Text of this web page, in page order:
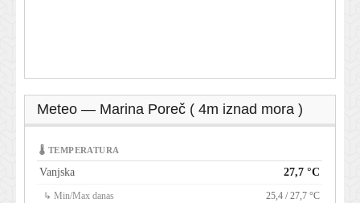
Meteo — Marina Poreč ( 4m iznad mora )
🌡 TEMPERATURA
Vanjska 27,7 °C
↳ Min/Max danas 25,4 / 27,7 °C